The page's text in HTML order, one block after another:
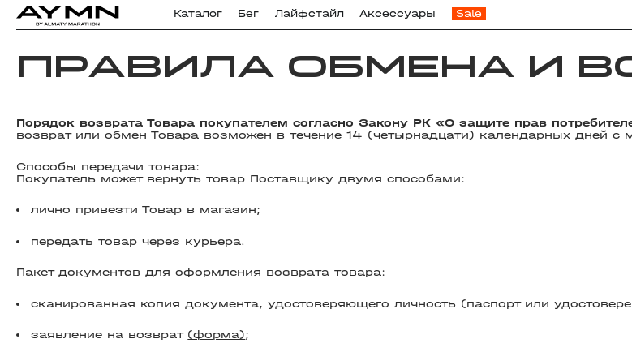
Каталог Бег Лайфстайл Аксессуары Sale
ПРАВИЛА ОБМЕНА И
Порядок возврата Товара покупателем согласно Закону РК «О защите прав
возврат или обмен Товара возможен в течение 14 (четырнадцати) календарных дней с
Способы передачи товара:
Покупатель может вернуть товар Поставщику двумя способами:
лично привезти Товар в магазин;
передать товар через курьера.
Пакет документов для оформления возврата товара:
сканированная копия документа, удостоверяющего личность (паспорт или
заявление на возврат (форма);